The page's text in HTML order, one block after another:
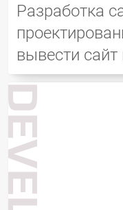
Разработка
вывести